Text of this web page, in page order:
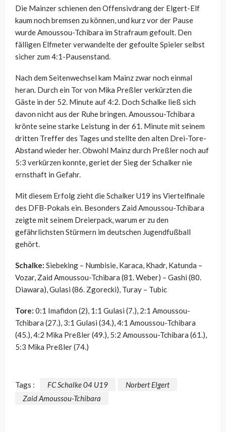
Die Mainzer schienen den Offensivdrang der Elgert-Elf
kaum noch bremsen zu können, und kurz vor der Pause
wurde Amoussou-Tchibara im Strafraum gefoult. Den
fälligen Elfmeter verwandelte der gefoulte Spieler selbst
sicher zum 4:1-Pausenstand.
Nach dem Seitenwechsel kam Mainz zwar noch einmal
heran. Durch ein Tor von Mika Preßler verkürzten die
Gäste in der 52. Minute auf 4:2. Doch Schalke ließ sich
davon nicht aus der Ruhe bringen. Amoussou-Tchibara
krönte seine starke Leistung in der 61. Minute mit seinem
dritten Treffer des Tages und stellte den alten Drei-Tore-
Abstand wieder her. Obwohl Mainz durch Preßler noch auf
5:3 verkürzen konnte, geriet der Sieg der Schalker nie
ernsthaft in Gefahr.
Mit diesem Erfolg zieht die Schalker U19 ins Viertelfinale
des DFB-Pokals ein. Besonders Zaid Amoussou-Tchibara
zeigte mit seinem Dreierpack, warum er zu den
gefährlichsten Stürmern im deutschen Jugendfußball
gehört.
Schalke: Siebeking – Numbisie, Karaca, Khadr, Katunda –
Vozar, Zaid Amoussou-Tchibara (81. Weber) – Gashi (80.
Diawara), Gulasi (86. Zgorecki), Turay – Tubic
Tore: 0:1 Imafidon (2), 1:1 Gulasi (7.), 2:1 Amoussou-
Tchibara (27.), 3:1 Gulasi (34.), 4:1 Amoussou-Tchibara
(45.), 4:2 Mika Preßler (49.), 5:2 Amoussou-Tchibara (61.),
5:3 Mika Preßler (74.)
Tags : FC Schalke 04 U19
Norbert Elgert
Zaid Amoussou-Tchibara